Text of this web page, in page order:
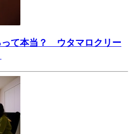
って本当？ ウタマロクリー